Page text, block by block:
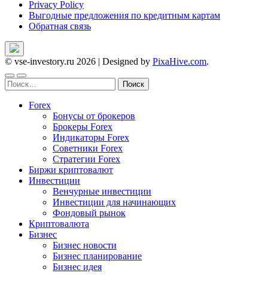
Privacy Policy
Выгодные предложения по кредитным картам
Обратная связь
© vse-investory.ru 2026 | Designed by PixaHive.com.
Найти:
Forex
Бонусы от брокеров
Брокеры Forex
Индикаторы Forex
Советники Forex
Стратегии Forex
Биржи криптовалют
Инвестиции
Венчурные инвестиции
Инвестиции для начинающих
Фондовый рынок
Криптовалюта
Бизнес
Бизнес новости
Бизнес планирование
Бизнес идея